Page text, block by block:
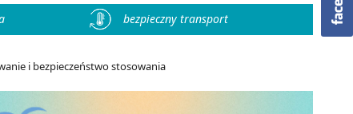
bezpieczny transport
i bezpieczeństwo stosowania